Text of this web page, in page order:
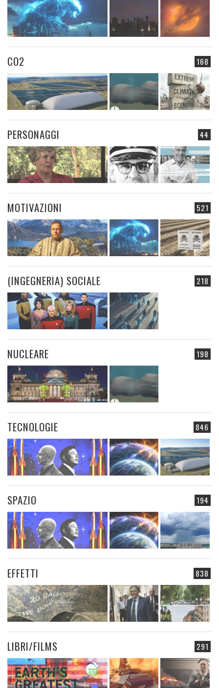
168
CO2
44
PERSONAGGI
521
MOTIVAZIONI
218
(INGEGNERIA) SOCIALE
198
NUCLEARE
846
TECNOLOGIE
194
SPAZIO
838
EFFETTI
291
LIBRI/FILMS